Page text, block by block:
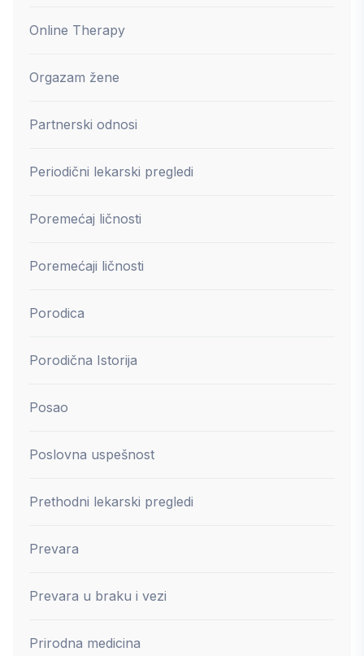
Online Therapy
Orgazam žene
Partnerski odnosi
Periodični lekarski pregledi
Poremećaj ličnosti
Poremećaji ličnosti
Porodica
Porodična Istorija
Posao
Poslovna uspešnost
Prethodni lekarski pregledi
Prevara
Prevara u braku i vezi
Prirodna medicina